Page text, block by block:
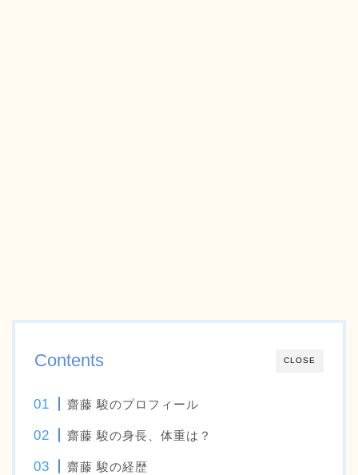
CLOSE
Contents
齋藤 駿のプロフィール
齋藤 駿の身長、体重は？
齋藤 駿の経歴